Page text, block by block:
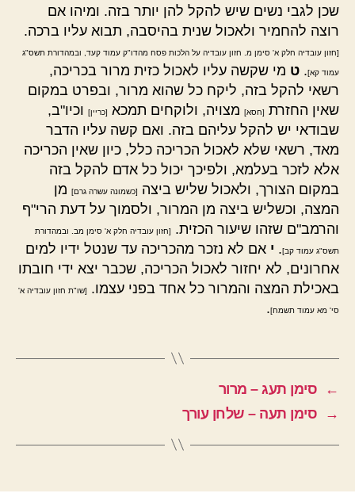
שכן לגבי נשים שיש להקל להן יותר בזה. ומיהו אם
רוצה להחמיר ולאכול שנית בהיסבה, תבוא עליו ברכה.
[חזון עובדיה חלק א' סימן מ. חזון עובדיה על הלכות פסח מהדו"ק עמוד קעד, ובמהדורת תשס"ג
עמוד קא]. ט מי שקשה עליו לאכול כזית מרור בכריכה,
רשאי להקל בזה, ליקח כל שהוא מרור, ובפרט במקום
שאין החזרת [חסא] מצויה, ולוקחים תמכא [כריין] וכיו"ב,
שבודאי יש להקל עליהם בזה. ואם קשה עליו הדבר
מאד, רשאי שלא לאכול הכריכה כלל, כיון שאין הכריכה
אלא לזכר בעלמא, ולפיכך יכול כל אדם להקל בזה
במקום הצורך, ולאכול שליש ביצה
[כשמונה עשרה גרם] מן
המצה, וכשליש ביצה מן המרור, ולסמוך על דעת הרי"ף
והרמב"ם שזהו שיעור הכזית.
[חזון עובדיה חלק א' סימן מב. ובמהדורת
תשס"ג עמוד קב]. י אם לא נזכר מהכריכה עד שנטל ידיו למים
אחרונים, לא יחזור לאכול הכריכה, שכבר יצא ידי חובתו
באכילת המצה והמרור כל אחד בפני עצמו.
[שו"ת חזון עובדיה א'
סי' מא עמוד תשמח].
←
סימן תעג – מרור
→
סימן תעה – שלחן עורך